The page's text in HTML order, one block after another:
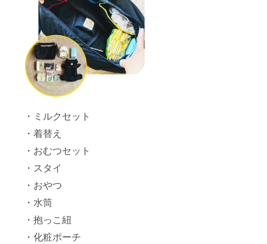
・ミルクセット
・着替え
・おむつセット
・スタイ
・おやつ
・水筒
・抱っこ紐
・化粧ポーチ